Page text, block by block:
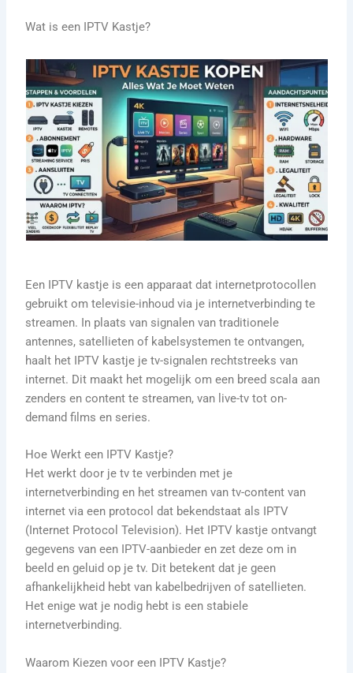
Wat is een IPTV Kastje?
Een IPTV kastje is een apparaat dat internetprotocollen
gebruikt om televisie-inhoud via je internetverbinding te
streamen. In plaats van signalen van traditionele
antennes, satellieten of kabelsystemen te ontvangen,
haalt het IPTV kastje je tv-signalen rechtstreeks van
internet. Dit maakt het mogelijk om een breed scala aan
zenders en content te streamen, van live-tv tot on-
demand films en series.
Hoe Werkt een IPTV Kastje?
Het werkt door je tv te verbinden met je
internetverbinding en het streamen van tv-content van
internet via een protocol dat bekendstaat als IPTV
(Internet Protocol Television). Het IPTV kastje ontvangt
gegevens van een IPTV-aanbieder en zet deze om in
beeld en geluid op je tv. Dit betekent dat je geen
afhankelijkheid hebt van kabelbedrijven of satellieten.
Het enige wat je nodig hebt is een stabiele
internetverbinding.
Waarom Kiezen voor een IPTV Kastje?